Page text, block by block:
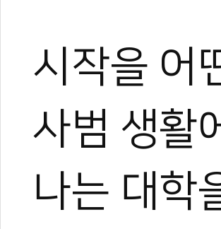
시작을 어
사범 생활
나는 대학